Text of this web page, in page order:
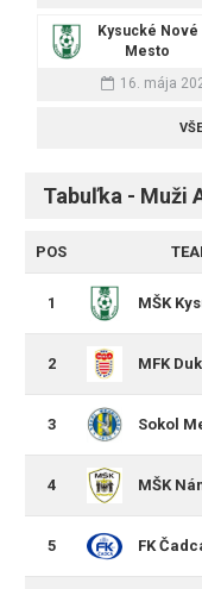
Kysucké Nové
Mesto
16. mája
Tabuľka - Muži
POS
1
MŠK
Mesto
2
MFK
Bystrica
3 Sokol
4 MŠK
5 FK